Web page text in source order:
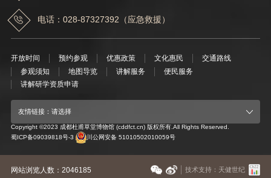
电话：028-87327392（应急救援）
开放时间 预约参观 优惠政策 文化惠民
交通路线
参观须知
地图导览 讲解服务
便民服务
讲解研学资质申请
友情链接：请选择
Copyright ©2023 成都杜甫草堂博物馆 (cddfct.cn) 版权所有.All Rights Reserved.
蜀ICP备09039818号-3
川公网安备 51010502010059号
网站浏览人数：2046185 技术支持：天健世纪